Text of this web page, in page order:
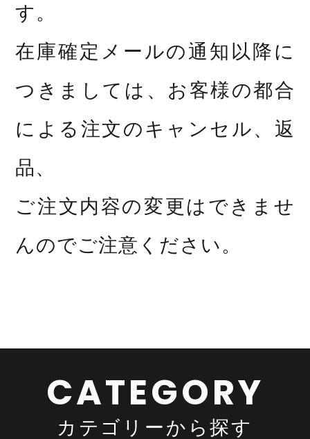
す。
在庫確定メールの通知以降に
つきましては、お客様の都合
による注文のキャンセル、返
品、
ご注文内容の変更はできませ
んのでご注意ください。
CATEGORY
カテゴリーから探す